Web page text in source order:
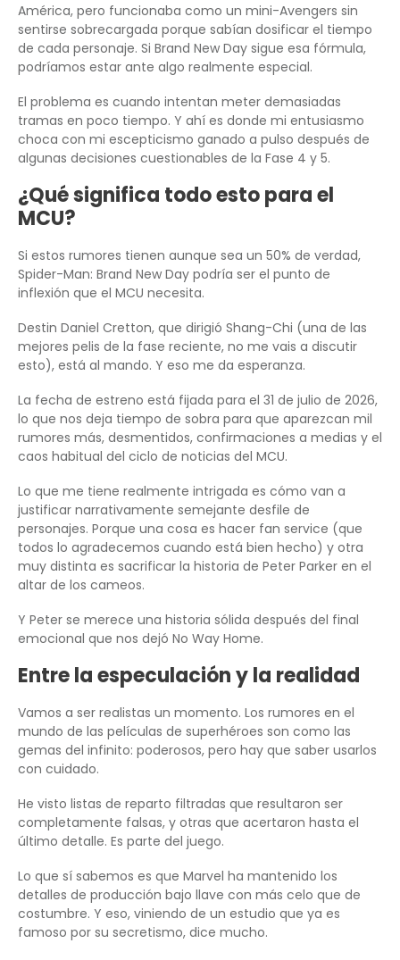
América, pero funcionaba como un mini-Avengers sin
sentirse sobrecargada porque sabían dosificar el tiempo
de cada personaje. Si Brand New Day sigue esa fórmula,
podríamos estar ante algo realmente especial.
El problema es cuando intentan meter demasiadas
tramas en poco tiempo. Y ahí es donde mi entusiasmo
choca con mi escepticismo ganado a pulso después de
algunas decisiones cuestionables de la Fase 4 y 5.
¿Qué significa todo esto para el
MCU?
Si estos rumores tienen aunque sea un 50% de verdad,
Spider-Man: Brand New Day podría ser el punto de
inflexión que el MCU necesita.
Destin Daniel Cretton, que dirigió Shang-Chi (una de las
mejores pelis de la fase reciente, no me vais a discutir
esto), está al mando. Y eso me da esperanza.
La fecha de estreno está fijada para el 31 de julio de 2026,
lo que nos deja tiempo de sobra para que aparezcan mil
rumores más, desmentidos, confirmaciones a medias y el
caos habitual del ciclo de noticias del MCU.
Lo que me tiene realmente intrigada es cómo van a
justificar narrativamente semejante desfile de
personajes. Porque una cosa es hacer fan service (que
todos lo agradecemos cuando está bien hecho) y otra
muy distinta es sacrificar la historia de Peter Parker en el
altar de los cameos.
Y Peter se merece una historia sólida después del final
emocional que nos dejó No Way Home.
Entre la especulación y la realidad
Vamos a ser realistas un momento. Los rumores en el
mundo de las películas de superhéroes son como las
gemas del infinito: poderosos, pero hay que saber usarlos
con cuidado.
He visto listas de reparto filtradas que resultaron ser
completamente falsas, y otras que acertaron hasta el
último detalle. Es parte del juego.
Lo que sí sabemos es que Marvel ha mantenido los
detalles de producción bajo llave con más celo que de
costumbre. Y eso, viniendo de un estudio que ya es
famoso por su secretismo, dice mucho.